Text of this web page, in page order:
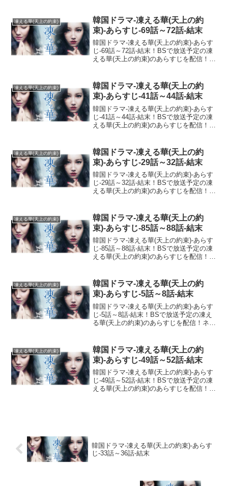
凍える華(天上の約束)
韓国ドラマ-凍える華(天上の約
束)-あらすじ-69話～72話-結末
韓国ドラマ-凍える華(天上の約束)-あらす
じ-69話～72話-結末！BSで放送予定の凍
える華(天上の約束)のあらすじを配信！ネ
世代の悪縁！孤独な女性の復讐劇！主演
は、...
凍える華(天上の約束)
韓国ドラマ-凍える華(天上の約
束)-あらすじ-41話～44話-結末
韓国ドラマ-凍える華(天上の約束)-あらす
じ-41話～44話-結末！BSで放送予定の凍
える華(天上の約束)のあらすじを配信！ネ
世代の悪縁！孤独な女性の復讐劇！主演
は、...
凍える華(天上の約束)
韓国ドラマ-凍える華(天上の約
束)-あらすじ-29話～32話-結末
韓国ドラマ-凍える華(天上の約束)-あらす
じ-29話～32話-結末！BSで放送予定の凍
える華(天上の約束)のあらすじを配信！ネ
世代の悪縁！孤独な女性の復讐劇！主演
は、...
凍える華(天上の約束)
韓国ドラマ-凍える華(天上の約
束)-あらすじ-85話～88話-結末
韓国ドラマ-凍える華(天上の約束)-あらす
じ-85話～88話-結末！BSで放送予定の凍
える華(天上の約束)のあらすじを配信！ネ
世代の悪縁！孤独な女性の復讐劇！主演
は、...
凍える華(天上の約束)
韓国ドラマ-凍える華(天上の約
束)-あらすじ-5話～8話-結末
韓国ドラマ-凍える華(天上の約束)-あらす
じ-5話～8話-結末！BSで放送予定の凍え
る華(天上の約束)のあらすじを配信！ネタ
代の悪縁！孤独な女性の復讐劇！主演
は、悪役...
凍える華(天上の約束)
韓国ドラマ-凍える華(天上の約
束)-あらすじ-49話～52話-結末
韓国ドラマ-凍える華(天上の約束)-あらす
じ-49話～52話-結末！BSで放送予定の凍
える華(天上の約束)のあらすじを配信！ネ
韓国ドラマ-凍える華(天上の約束)-あらす
じ-33話～36話-結末